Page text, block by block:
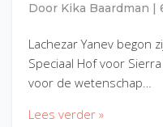
Door Kika Baardman
Lachezar Yanev begon
Speciaal Hof voor
voor de wetenschap…
Lees verder »